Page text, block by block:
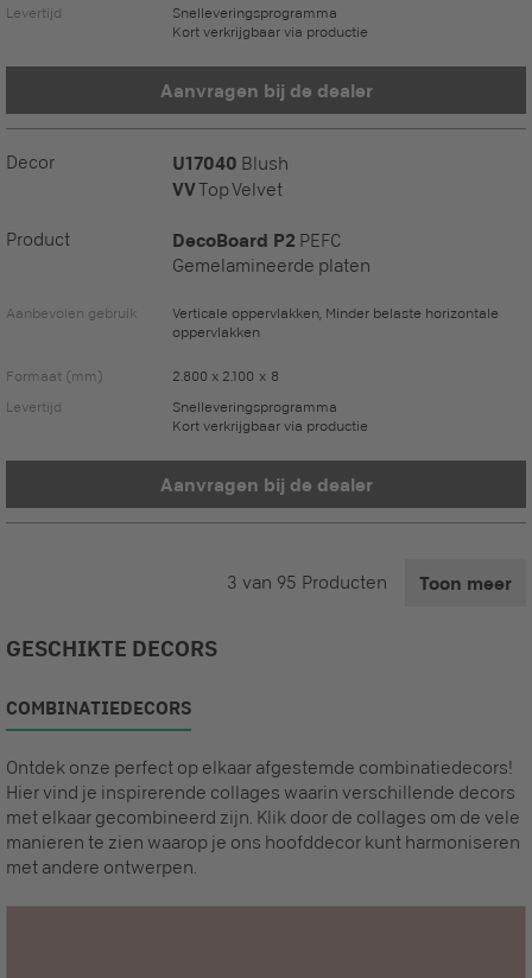
Levertijd
Snelleveringsprogramma
Kort verkrijgbaar via productie
Aanvragen bij de dealer
Decor U17040 Blush
VVTop Velvet
Product DecoBoard P2 PEFC
Gemelamineerde platen
Aanbevolen gebruik
Verticale oppervlakken, Minder belaste horizontale
oppervlakken
Formaat (mm)
2.800 x 2.100 x 8
Levertijd
Snelleveringsprogramma
Kort verkrijgbaar via productie
Aanvragen bij de dealer
3 van 95 Producten Toon meer
GESCHIKTE DECORS
COMBINATIEDECORS
Ontdek onze perfect op elkaar afgestemde combinatiedecors!
Hier vind je inspirerende collages waarin verschillende decors
met elkaar gecombineerd zijn. Klik door de collages om de vele
manieren te zien waarop je ons hoofddecor kunt harmoniseren
met andere ontwerpen.